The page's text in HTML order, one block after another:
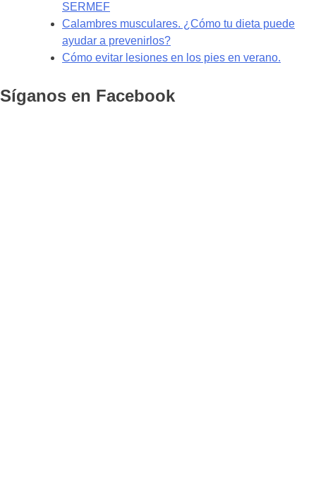
SERMEF
Calambres musculares. ¿Cómo tu dieta puede
ayudar a prevenirlos?
Cómo evitar lesiones en los pies en verano.
Síganos en Facebook